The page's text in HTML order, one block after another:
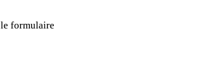
formulaire